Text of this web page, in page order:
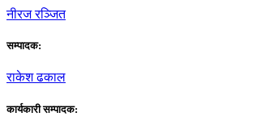
नीरज रञ्जित
सम्पादक:
राकेश ढकाल
कार्यकारी सम्पादक: